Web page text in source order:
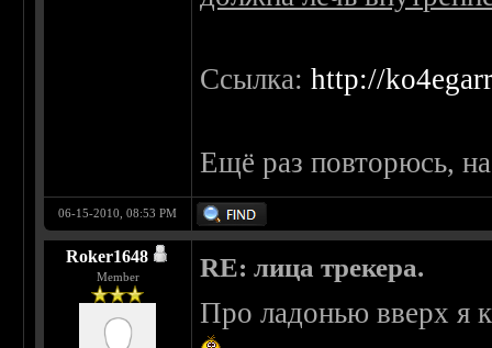
Ссылка:http://
Ещё раз повторюсь,
06-15-2010, 08:53 PM
Roker1648
Member RE: лица трекера.
Про ладонью вверх я